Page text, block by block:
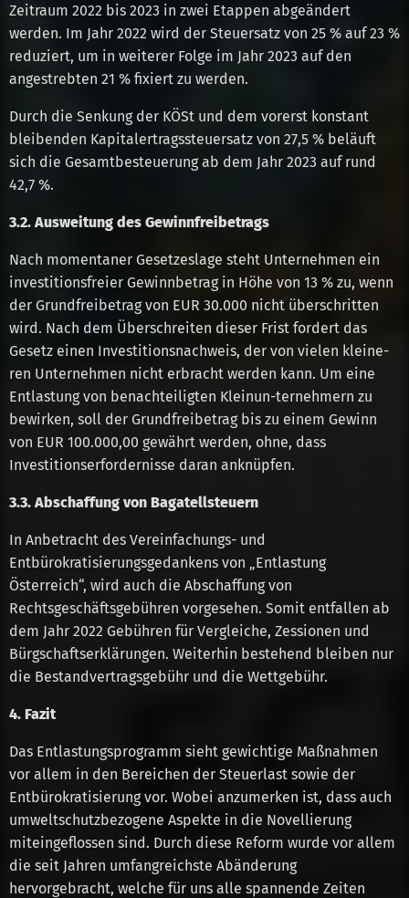
Zeitraum 2022 bis 2023 in zwei Etappen abgeändert
werden. Im Jahr 2022 wird der Steuersatz von 25 % auf 23 %
reduziert, um in weiterer Folge im Jahr 2023 auf den
angestrebten 21 % fixiert zu werden.
Durch die Senkung der KÖSt und dem vorerst konstant
bleibenden Kapitalertragssteuersatz von 27,5 % beläuft
sich die Gesamtbesteuerung ab dem Jahr 2023 auf rund
42,7 %.
3.2. Ausweitung des Gewinnfreibetrags
Nach momentaner Gesetzeslage steht Unternehmen ein
investitionsfreier Gewinnbetrag in Höhe von 13 % zu, wenn
der Grundfreibetrag von EUR 30.000 nicht überschritten
wird. Nach dem Überschreiten dieser Frist fordert das
Gesetz einen Investitionsnachweis, der von vielen kleine-
ren Unternehmen nicht erbracht werden kann. Um eine
Entlastung von benachteiligten Kleinun-ternehmern zu
bewirken, soll der Grundfreibetrag bis zu einem Gewinn
von EUR 100.000,00 gewährt werden, ohne, dass
Investitionserfordernisse daran anknüpfen.
3.3. Abschaffung von Bagatellsteuern
In Anbetracht des Vereinfachungs- und
Entbürokratisierungsgedankens von „Entlastung
Österreich“, wird auch die Abschaffung von
Rechtsgeschäftsgebühren vorgesehen. Somit entfallen ab
dem Jahr 2022 Gebühren für Vergleiche, Zessionen und
Bürgschaftserklärungen. Weiterhin bestehend bleiben nur
die Bestandvertragsgebühr und die Wettgebühr.
4. Fazit
Das Entlastungsprogramm sieht gewichtige Maßnahmen
vor allem in den Bereichen der Steuerlast sowie der
Entbürokratisierung vor. Wobei anzumerken ist, dass auch
umweltschutzbezogene Aspekte in die Novellierung
miteingeflossen sind. Durch diese Reform wurde vor allem
die seit Jahren umfangreichste Abänderung
hervorgebracht, welche für uns alle spannende Zeiten